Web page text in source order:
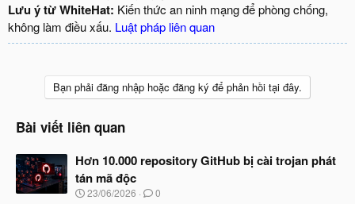
Lưu ý từ WhiteHat: Kiến thức an ninh mạng để phòng chống,
không làm điều xấu. Luật pháp liên quan
Bạn phải đăng nhập hoặc đăng ký để phản hồi tại đây.
Bài viết liên quan
Hơn 10.000 repository GitHub bị cài trojan phát
tán mã độc
N
23/06/2026 0